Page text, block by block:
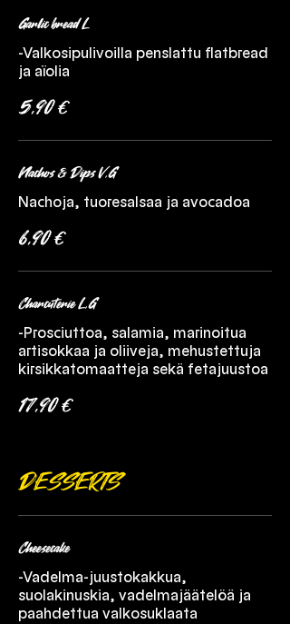
Garlic bread L
-Valkosipulivoilla penslattu flatbread
ja aïolia
5,90 €
Nachos & Dips V,G
Nachoja, tuoresalsaa ja avocadoa
6,90 €
Charcuterie L,G
-Prosciuttoa, salamia, marinoitua
artisokkaa ja oliiveja, mehustettuja
kirsikkatomaatteja sekä fetajuustoa
17,90 €
DESSERTS
Cheesecake
-Vadelma-juustokakkua,
suolakinuskia, vadelmajäätelöä ja
paahdettua valkosuklaata